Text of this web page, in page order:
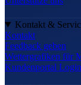
Kontakt &
Kontakt
Feedback geben
Wettergrafiken für
Kundenportal Login